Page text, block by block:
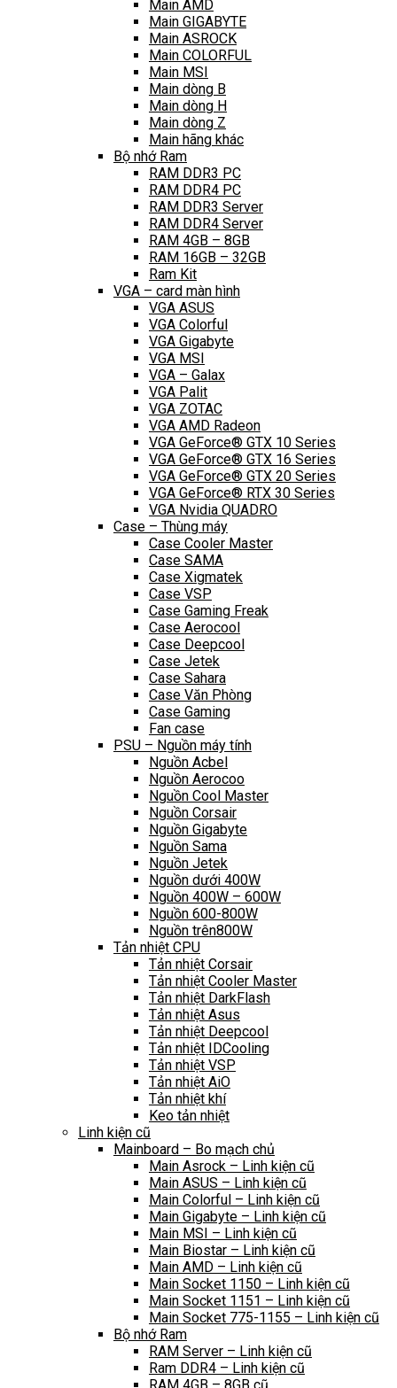
Main AMD
Main GIGABYTE
Main ASROCK
Main COLORFUL
Main MSI
Main dòng B
Main dòng H
Main dòng Z
Main hãng khác
Bộ nhớ Ram
RAM DDR3 PC
RAM DDR4 PC
RAM DDR3 Server
RAM DDR4 Server
RAM 4GB – 8GB
RAM 16GB – 32GB
Ram Kit
VGA – card màn hình
VGA ASUS
VGA Colorful
VGA Gigabyte
VGA MSI
VGA – Galax
VGA Palit
VGA ZOTAC
VGA AMD Radeon
VGA GeForce® GTX 10 Series
VGA GeForce® GTX 16 Series
VGA GeForce® GTX 20 Series
VGA GeForce® RTX 30 Series
VGA Nvidia QUADRO
Case – Thùng máy
Case Cooler Master
Case SAMA
Case Xigmatek
Case VSP
Case Gaming Freak
Case Aerocool
Case Deepcool
Case Jetek
Case Sahara
Case Văn Phòng
Case Gaming
Fan case
PSU – Nguồn máy tính
Nguồn Acbel
Nguồn Aerocoo
Nguồn Cool Master
Nguồn Corsair
Nguồn Gigabyte
Nguồn Sama
Nguồn Jetek
Nguồn dưới 400W
Nguồn 400W – 600W
Nguồn 600-800W
Nguồn trên800W
Tản nhiệt CPU
Tản nhiệt Corsair
Tản nhiệt Cooler Master
Tản nhiệt DarkFlash
Tản nhiệt Asus
Tản nhiệt Deepcool
Tản nhiệt IDCooling
Tản nhiệt VSP
Tản nhiệt AiO
Tản nhiệt khí
Keo tản nhiệt
Linh kiện cũ
Mainboard – Bo mạch chủ
Main Asrock – Linh kiện cũ
Main ASUS – Linh kiện cũ
Main Colorful – Linh kiện cũ
Main Gigabyte – Linh kiện cũ
Main MSI – Linh kiện cũ
Main Biostar – Linh kiện cũ
Main AMD – Linh kiện cũ
Main Socket 1150 – Linh kiện cũ
Main Socket 1151 – Linh kiện cũ
Main Socket 775-1155 – Linh kiện cũ
Bộ nhớ Ram
RAM Server – Linh kiện cũ
Ram DDR4 – Linh kiện cũ